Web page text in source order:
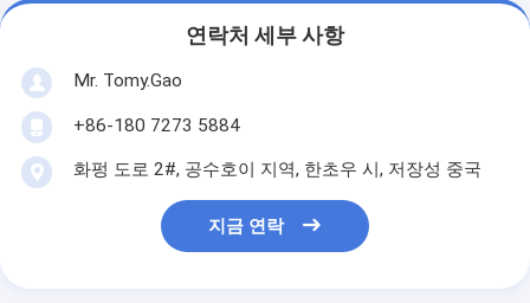
연락처 세부 사항
Mr. Tomy.Gao
+86-180 7273 5884
화펑 도로 2#, 공수호이 지역, 한초우 시, 저장성 중국
지금 연락